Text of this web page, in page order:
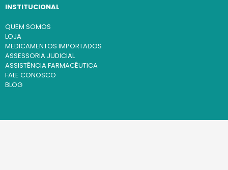
INSTITUCIONAL
QUEM SOMOS
LOJA
MEDICAMENTOS IMPORTADOS
ASSESSORIA JUDICIAL
ASSISTÊNCIA FARMACÊUTICA
FALE CONOSCO
BLOG